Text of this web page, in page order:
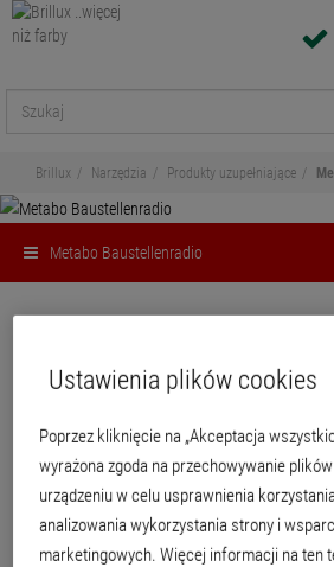
Brillux Narzędzia Produkty uzupełniające
Metabo Baustellenradio
Metabo
Praktyczne radio budowlane, pracujące w
zintegrowaną funkcją Bluetooth do
wysokiej jakości dźwięku. Wytrzymała,
tworzywa sztucznego sprawia, że radio jest
zachlapaniami i pyłem.
Ustawienia plików cookies
Poprzez kliknięcie na „Akceptacja
wyrażona zgoda na przechowywanie
urządzeniu w celu usprawnienia
analizowania wykorzystania strony i
marketingowych. Więcej informacji na ten